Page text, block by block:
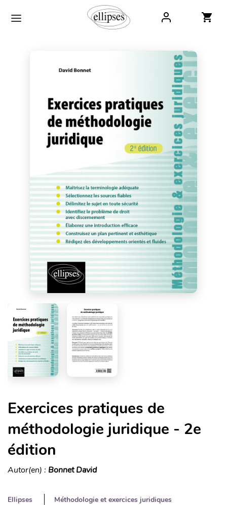
Exercices pratiques de
méthodologie juridique - 2e
édition
Autor(en) : Bonnet David
Ellipses
Méthodologie et exercices juridiques